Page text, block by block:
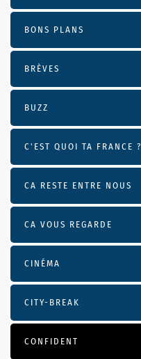
BONS PLANS
BRÈVES
BUZZ
C'EST QUOI TA FRANCE ?
CA RESTE ENTRE NOUS
CA VOUS REGARDE
CINÉMA
CITY-BREAK
CONFIDENT